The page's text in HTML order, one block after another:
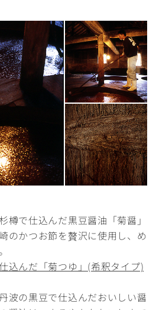
で仕込んだ黒豆醤油「菊醤」
のかつお節を贅沢に使用し、め
込んだ「菊つゆ」(希釈タイプ)
波の黒豆で仕込んだおいしい醤